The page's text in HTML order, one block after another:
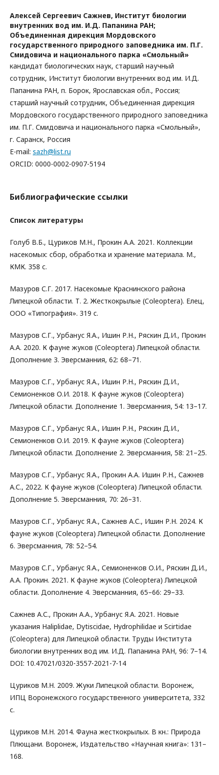
Алексей Сергеевич Сажнев, Институт биологии
внутренних вод им. И.Д. Папанина РАН;
Объединенная дирекция Мордовского
государственного природного заповедника им. П.Г.
Смидовича и национального парка «Смольный»
кандидат биологических наук, старший научный
сотрудник, Институт биологии внутренних вод им. И.Д.
Папанина РАН, п. Борок, Ярославская обл., Россия;
старший научный сотрудник, Объединенная дирекция
Мордовского государственного природного заповедника
им. П.Г. Смидовича и национального парка «Смольный»,
г. Саранск, Россия
E-mail: sazh@list.ru
ORCID: 0000-0002-0907-5194
Библиографические ссылки
Список литературы
Голуб В.Б., Цуриков М.Н., Прокин А.А. 2021. Коллекции
насекомых: сбор, обработка и хранение материала. М.,
КМК. 358 с.
Мазуров С.Г. 2017. Насекомые Краснинского района
Липецкой области. Т. 2. Жесткокрылые (Coleoptera). Елец,
ООО «Типография». 319 с.
Мазуров С.Г., Урбанус Я.А., Ишин Р.Н., Ряскин Д.И., Прокин
А.А. 2020. К фауне жуков (Coleoptera) Липецкой области.
Дополнение 3. Эверсманния, 62: 68–71.
Мазуров С.Г., Урбанус Я.А., Ишин Р.Н., Ряскин Д.И.,
Семионенков О.И. 2018. К фауне жуков (Coleoptera)
Липецкой области. Дополнение 1. Эверсманния, 54: 13–17.
Мазуров С.Г., Урбанус Я.А., Ишин Р.Н., Ряскин Д.И.,
Семионенков О.И. 2019. К фауне жуков (Coleoptera)
Липецкой области. Дополнение 2. Эверсманния, 58: 21–25.
Мазуров С.Г., Урбанус Я.А., Прокин А.А. Ишин Р.Н., Сажнев
А.С., 2022. К фауне жуков (Coleoptera) Липецкой области.
Дополнение 5. Эверсманния, 70: 26–31.
Мазуров С.Г., Урбанус Я.А., Сажнев А.С., Ишин Р.Н. 2024. К
фауне жуков (Coleoptera) Липецкой области. Дополнение
6. Эверсманния, 78: 52–54.
Мазуров С.Г., Урбанус Я.А., Семионенков О.И., Ряскин Д.И.,
А.А. Прокин. 2021. К фауне жуков (Coleoptera) Липецкой
области. Дополнение 4. Эверсманния, 65–66: 29–33.
Сажнев А.С., Прокин А.А., Урбанус Я.А. 2021. Новые
указания Haliplidae, Dytiscidae, Hydrophilidae и Scirtidae
(Coleoptera) для Липецкой области. Труды Института
биологии внутренних вод им. И.Д. Папанина РАН, 96: 7–14.
DOI: 10.47021/0320-3557-2021-7-14
Цуриков М.Н. 2009. Жуки Липецкой области. Воронеж,
ИПЦ Воронежского государственного университета, 332
с.
Цуриков М.Н. 2014. Фауна жесткокрылых. В кн.: Природа
Плющани. Воронеж, Издательство «Научная книга»: 131–
168.